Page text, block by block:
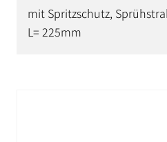
mit Spritzschutz,
L= 225mm